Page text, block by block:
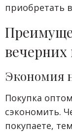
приобретать
Экономия
Покупка
сэкономить.
покупаете,